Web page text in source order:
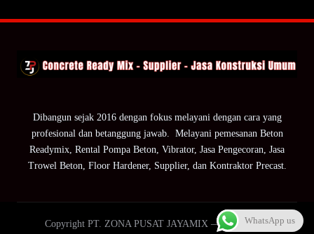
Dibangun sejak 2016 dengan fokus melayani dengan cara yang
profesional dan betanggung jawab. Melayani pemesanan Beton
Readymix, Rental Pompa Beton, Vibrator, Jasa Pengecoran, Jasa
Trowel Beton, Floor Hardener, Supplier, dan Kontraktor Precast.
Copyright PT. ZONA PUSAT JAYAMIX — ZPJ Group.WhatsApp us